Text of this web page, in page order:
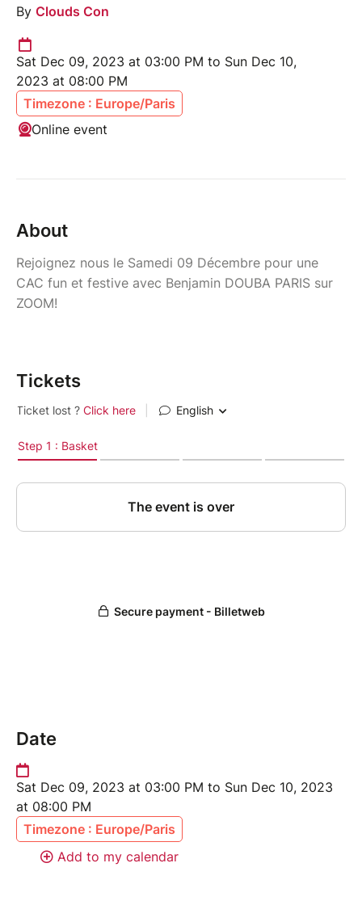
By Clouds Con
Sat Dec 09, 2023 at 03:00 PM to Sun Dec 10,
2023 at 08:00 PM
Timezone : Europe/Paris
Online event
About
Rejoignez nous le Samedi 09 Décembre pour une
CAC fun et festive avec Benjamin DOUBA PARIS sur
ZOOM!
Tickets
Date
Sat Dec 09, 2023 at 03:00 PM to Sun Dec 10, 2023
at 08:00 PM
Timezone : Europe/Paris
Add to my calendar